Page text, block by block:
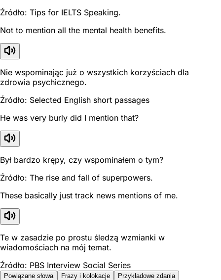
Źródło: Tips for IELTS Speaking.
Not to mention all the mental health benefits.
Nie wspominając już o wszystkich korzyściach dla
zdrowia psychicznego.
Źródło: Selected English short passages
He was very burly did I mention that?
Był bardzo krępy, czy wspominałem o tym?
Źródło: The rise and fall of superpowers.
These basically just track news mentions of me.
Te w zasadzie po prostu śledzą wzmianki w
wiadomościach na mój temat.
Źródło: PBS Interview Social Series
Powiązane słowa Frazy i kolokacje
Przykładowe zdania